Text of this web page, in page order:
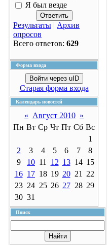
Я был везде
Результаты | Архив
опросов
Всего ответов: 629
Форма входа
Войти через uID
Старая форма входа
Календарь новостей
« Август 2010 »
Пн Вт Ср Чт Пт Сб Вс
1
2
3 4 5 6 7
8
9
10 11 12 13 14 15
16 17 18 19 20 21
22
23 24 25 26 27 28 29
30 31
Поиск